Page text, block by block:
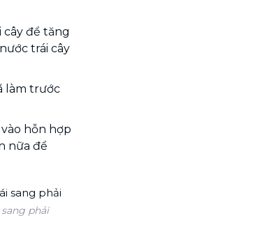
để tăng
trái cây
làm trước
hỗn hợp
nữa để
phải